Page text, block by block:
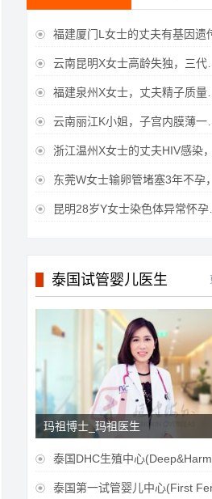
 福建厦门L女士的丈夫有基因遗传疾病，三代试管生育健康
 云南昆明X女士高龄失独，三代试管助她重获女儿
 福建泉州X女士，丈夫精子质量差，三代试管获得男宝宝
 云南丽江K小姐，子宫内膜薄一直未孕，三代试管一次成功获得
 浙江温州X女士的丈夫HIV感染，三代试管成功获得女宝宝
 东莞W女士输卵管堵塞3年不孕，泰国三代试管喜获
 昆明28岁Y女士染色体异常怀孕难，泰国三代试管成功好孕
泰国试管婴儿医生
玛祖博士_玛祖医生
 泰国DHC生殖中心(Deep&Harmonicare IVF Center)
 泰国第一试管婴儿中心(First Fertilily PGS Center